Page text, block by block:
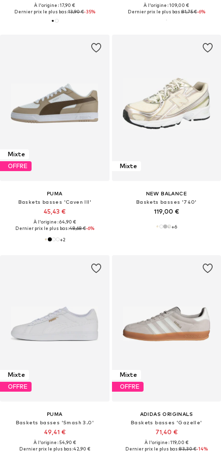
À l'origine : 17,90 €
Dernier prix le plus bas :13,90 €-35%
À l'origine : 109,00 €
Dernier prix le plus bas :81,75 €-6%
Mixte
OFFRE
PUMA
Baskets basses 'Caven III'
45,43 €
À l'origine : 64,90 €
Dernier prix le plus bas :48,68 €-6%
+2
Mixte
NEW BALANCE
Baskets basses '740'
119,00 €
+6
Mixte
OFFRE
PUMA
Baskets basses 'Smash 3.0'
49,41 €
À l'origine : 54,90 €
Dernier prix le plus bas :42,90 €
Mixte
OFFRE
ADIDAS ORIGINALS
Baskets basses 'Gazelle'
71,40 €
À l'origine : 119,00 €
Dernier prix le plus bas :83,30 €-14%